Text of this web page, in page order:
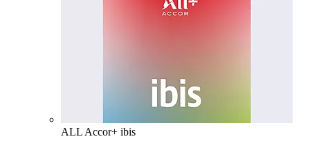
ALL Accor+ ibis